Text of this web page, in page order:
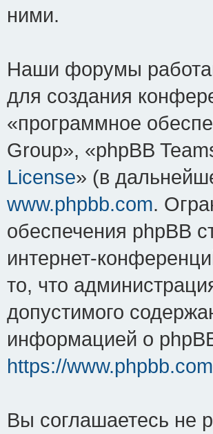
ними.
Наши форумы
для создания
«программное
Group», «phpBB
License» (в
www.phpbb.com.
обеспечения phpBB
интернет-
то, что
допустимого
информацией о
https://
Вы соглашаетесь не